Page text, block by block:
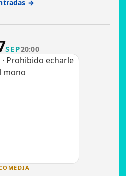
→
SEP20:00